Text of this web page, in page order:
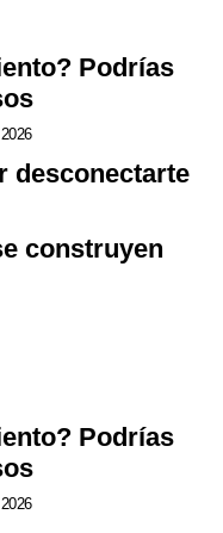
Podrías
desconectarte
construyen
Podrías